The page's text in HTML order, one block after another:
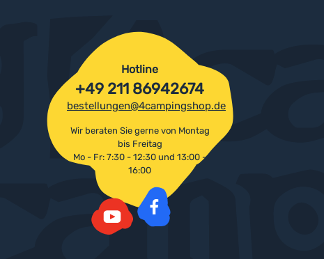
Hotline
+49 211 86942674
bestellungen@4campingshop.de
Wir beraten Sie gerne von Montag
bis Freitag
Mo - Fr: 7:30 - 12:30 und 13:00 -
16:00